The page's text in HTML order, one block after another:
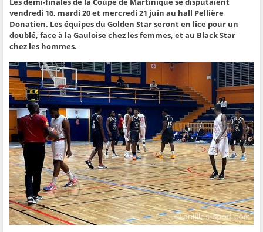
z
p
o
u
r
t
a
g
e
r
s
u
r
F
a
e
b
o
o
k
(
o
u
v
r
e
d
a
z
p
o
u
r
t
g
e
r
s
u
r
T
w
i
t
t
e
r
(
o
u
v
r
e
d
a
n
z
p
o
u
r
t
a
g
e
r
s
u
r
W
h
a
t
s
A
p
p
(
o
u
v
r
e
d
a
z
p
o
u
r
t
e
r
s
u
r
S
k
y
p
e
(
o
u
v
r
e
d
a
n
s
u
z
p
o
u
r
o
r
p
a
e
-
m
a
i
l
à
u
n
a
m
i
(
o
u
v
r
vendredi 16, mardi 20 et mercredi 21 juin au hall Pellière
Donatien. Les équipes du Golden Star seront en lice pour un
doublé, face à la Gauloise chez les femmes, et au Black Star
chez les hommes.